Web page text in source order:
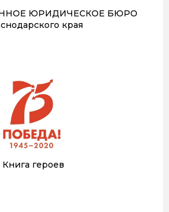
ЮРИДИЧЕСКОЕ БЮРО
края
Книга героев